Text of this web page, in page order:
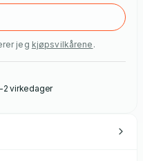
jeg kjøpsvilkårene .
2 virkedager